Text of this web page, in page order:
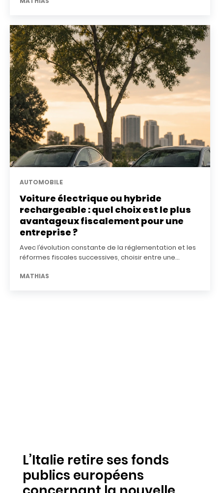
AUTOMOBILE
Voiture électrique ou hybride
rechargeable : quel choix est le plus
avantageux fiscalement pour une
entreprise ?
Avec l’évolution constante de la réglementation et les
réformes fiscales successives, choisir entre une...
MATHIAS
L’Italie retire ses fonds
publics européens